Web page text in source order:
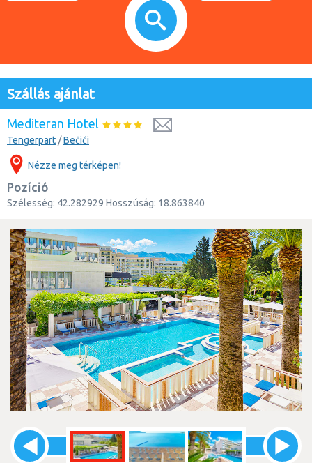
Szállás ajánlat
Mediteran Hotel
Tengerpart /Bečići
Nézze meg térképen!
Pozíció
Szélesség: 42.282929 Hosszúság: 18.863840